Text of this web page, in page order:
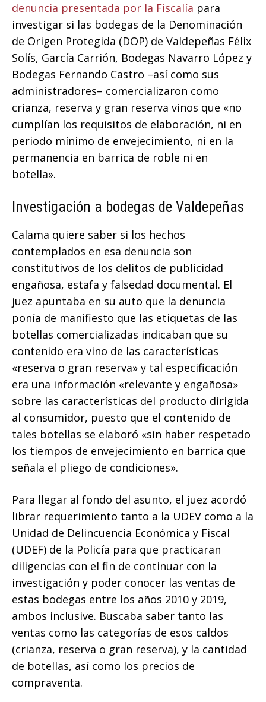
denuncia presentada por la Fiscalía para
investigar si las bodegas de la Denominación
de Origen Protegida (DOP) de Valdepeñas Félix
Solís, García Carrión, Bodegas Navarro López y
Bodegas Fernando Castro –así como sus
administradores– comercializaron como
crianza, reserva y gran reserva vinos que «no
cumplían los requisitos de elaboración, ni en
periodo mínimo de envejecimiento, ni en la
permanencia en barrica de roble ni en
botella».
Investigación a bodegas de Valdepeñas
Calama quiere saber si los hechos
contemplados en esa denuncia son
constitutivos de los delitos de publicidad
engañosa, estafa y falsedad documental. El
juez apuntaba en su auto que la denuncia
ponía de manifiesto que las etiquetas de las
botellas comercializadas indicaban que su
contenido era vino de las características
«reserva o gran reserva» y tal especificación
era una información «relevante y engañosa»
sobre las características del producto dirigida
al consumidor, puesto que el contenido de
tales botellas se elaboró «sin haber respetado
los tiempos de envejecimiento en barrica que
señala el pliego de condiciones».
Para llegar al fondo del asunto, el juez acordó
librar requerimiento tanto a la UDEV como a la
Unidad de Delincuencia Económica y Fiscal
(UDEF) de la Policía para que practicaran
diligencias con el fin de continuar con la
investigación y poder conocer las ventas de
estas bodegas entre los años 2010 y 2019,
ambos inclusive. Buscaba saber tanto las
ventas como las categorías de esos caldos
(crianza, reserva o gran reserva), y la cantidad
de botellas, así como los precios de
compraventa.